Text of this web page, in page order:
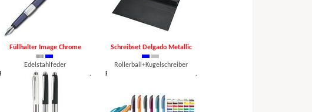
Füllhalter Image Chrome
Edelstahlfeder
Preis auf Anfrage, mind. 25 Stk.
Schreibset Delgado Metallic
Rollerball+Kugelschreiber
Preis auf Anfrage, mind. 25 Stk.